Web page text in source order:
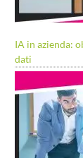
IA in azienda:
dati